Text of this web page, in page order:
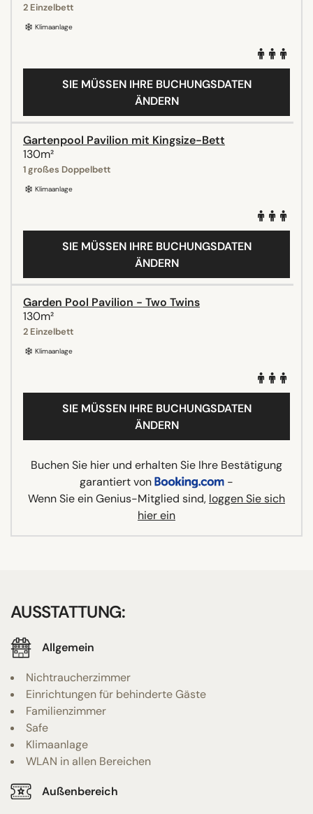
2 Einzelbett
Klimaanlage
SIE MÜSSEN IHRE BUCHUNGSDATEN
ÄNDERN
Gartenpool Pavilion mit Kingsize-Bett
130m²
1 großes Doppelbett
Klimaanlage
SIE MÜSSEN IHRE BUCHUNGSDATEN
ÄNDERN
Garden Pool Pavilion - Two Twins
130m²
2 Einzelbett
Klimaanlage
SIE MÜSSEN IHRE BUCHUNGSDATEN
ÄNDERN
Buchen Sie hier und erhalten Sie Ihre Bestätigung
garantiert von
-
Wenn Sie ein Genius-Mitglied sind, loggen Sie sich
hier ein
AUSSTATTUNG:
Allgemein
Nichtraucherzimmer
Einrichtungen für behinderte Gäste
Familienzimmer
Safe
Klimaanlage
WLAN in allen Bereichen
Außenbereich